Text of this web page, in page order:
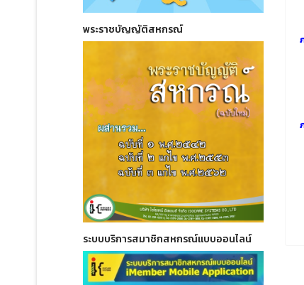
พระราชบัญญัติสหกรณ์
ระบบบริการสมาชิกสหกรณ์แบบออนไลน์